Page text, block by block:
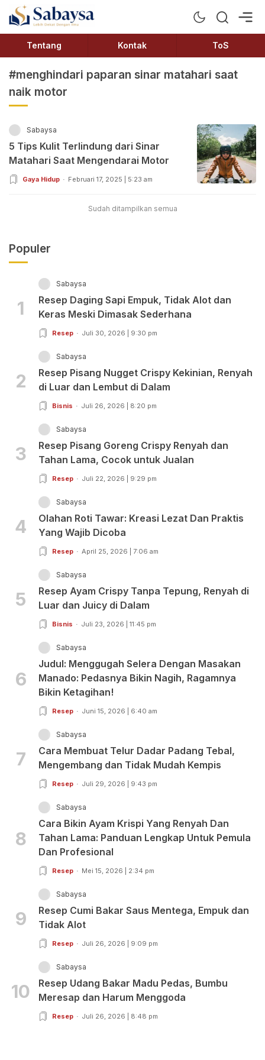
Sabaysa
Lebih Dekat Dengan Ilmu
Tentang Kontak ToS
#menghindari paparan sinar matahari saat
naik motor
Sabaysa
5 Tips Kulit Terlindung dari Sinar
Matahari Saat Mengendarai Motor
Gaya Hidup Februari 17, 2025 | 5:23 am
Sudah ditampilkan semua
Populer
1
Sabaysa
Resep Daging Sapi Empuk, Tidak Alot dan
Keras Meski Dimasak Sederhana
Resep Juli 30, 2026 | 9:30 pm
2
Sabaysa
Resep Pisang Nugget Crispy Kekinian, Renyah
di Luar dan Lembut di Dalam
Bisnis Juli 26, 2026 | 8:20 pm
3
Sabaysa
Resep Pisang Goreng Crispy Renyah dan
Tahan Lama, Cocok untuk Jualan
Resep Juli 22, 2026 | 9:29 pm
4
Sabaysa
Olahan Roti Tawar: Kreasi Lezat Dan Praktis
Yang Wajib Dicoba
Resep April 25, 2026 | 7:06 am
5
Sabaysa
Resep Ayam Crispy Tanpa Tepung, Renyah di
Luar dan Juicy di Dalam
Bisnis Juli 23, 2026 | 11:45 pm
6
Sabaysa
Judul: Menggugah Selera Dengan Masakan
Manado: Pedasnya Bikin Nagih, Ragamnya
Bikin Ketagihan!
Resep Juni 15, 2026 | 6:40 am
7
Sabaysa
Cara Membuat Telur Dadar Padang Tebal,
Mengembang dan Tidak Mudah Kempis
Resep Juli 29, 2026 | 9:43 pm
8
Sabaysa
Cara Bikin Ayam Krispi Yang Renyah Dan
Tahan Lama: Panduan Lengkap Untuk Pemula
Dan Profesional
Resep Mei 15, 2026 | 2:34 pm
9
Sabaysa
Resep Cumi Bakar Saus Mentega, Empuk dan
Tidak Alot
Resep Juli 26, 2026 | 9:09 pm
10
Sabaysa
Resep Udang Bakar Madu Pedas, Bumbu
Meresap dan Harum Menggoda
Resep Juli 26, 2026 | 8:48 pm